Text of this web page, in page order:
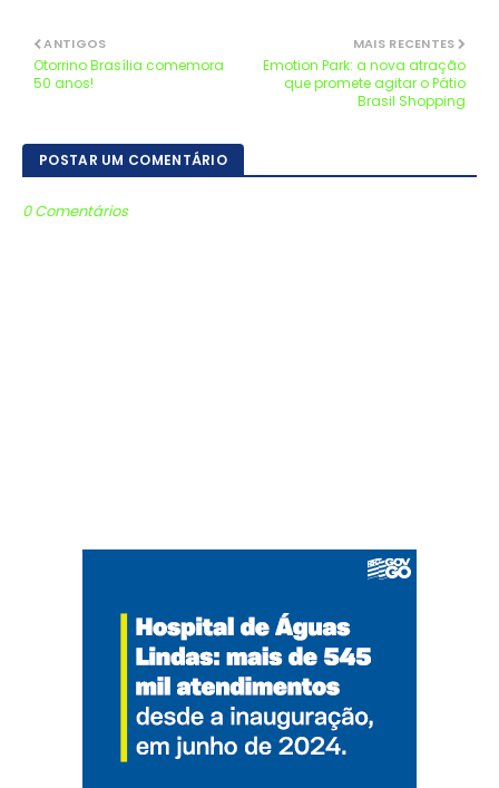
MAIS RECENTES
Emotion Park: a nova atração
que promete agitar o Pátio
Brasil Shopping
ANTIGOS
Otorrino Brasília comemora
50 anos!
POSTAR UM COMENTÁRIO
0 Comentários